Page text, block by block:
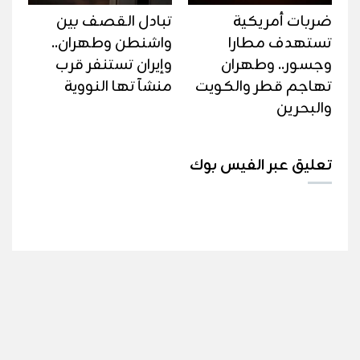
ضربات أمريكية
تستهدف مطارا
وجسور.. وطهران
تهاجم قطر والكويت
والبحرين
تبادل القصف بين
واشنطن وطهران..
وإيران تستنفر قرب
منشآتها النووية
تعليق عبر الفيس بوك